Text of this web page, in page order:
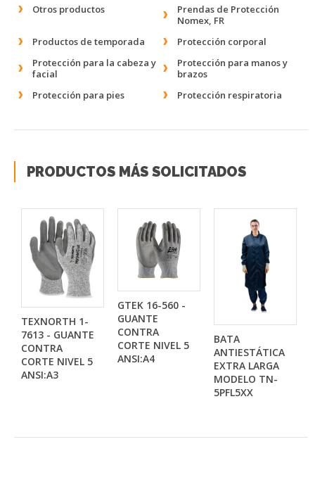
Otros productos
Prendas de Protección
Nomex, FR
Productos de temporada
Protección corporal
Protección para la cabeza y
facial
Protección para manos y
brazos
Protección para pies
Protección respiratoria
PRODUCTOS MÁS SOLICITADOS
TEXNORTH 1-
7613 - GUANTE
CONTRA
CORTE NIVEL 5
ANSI:A3
GTEK 16-560 -
GUANTE
CONTRA
CORTE NIVEL 5
ANSI:A4
BATA
ANTIESTÁTICA
EXTRA LARGA
MODELO TN-
5PFL5XX